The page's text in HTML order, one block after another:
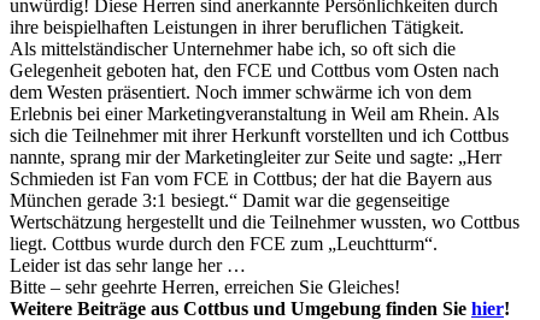
unwürdig! Diese Herren sind anerkannte Persönlichkeiten durch
ihre beispielhaften Leistungen in ihrer beruflichen Tätigkeit.
Als mittelständischer Unternehmer habe ich, so oft sich die
Gelegenheit geboten hat, den FCE und Cottbus vom Osten nach
dem Westen präsentiert. Noch immer schwärme ich von dem
Erlebnis bei einer Marketingveranstaltung in Weil am Rhein. Als
sich die Teilnehmer mit ihrer Herkunft vorstellten und ich Cottbus
nannte, sprang mir der Marketingleiter zur Seite und sagte: „Herr
Schmieden ist Fan vom FCE in Cottbus; der hat die Bayern aus
München gerade 3:1 besiegt.“ Damit war die gegenseitige
Wertschätzung hergestellt und die Teilnehmer wussten, wo Cottbus
liegt. Cottbus wurde durch den FCE zum „Leuchtturm“.
Leider ist das sehr lange her …
Bitte – sehr geehrte Herren, erreichen Sie Gleiches!
Weitere Beiträge aus Cottbus und Umgebung finden Sie hier!